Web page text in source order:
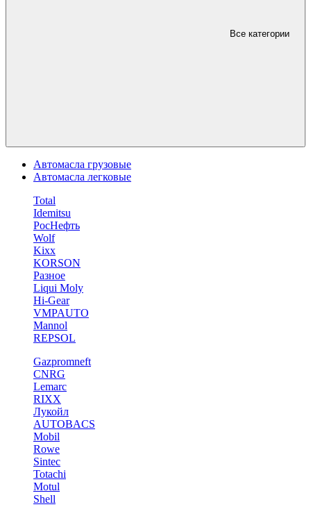
Все категории
Автомасла грузовые
Автомасла легковые
Total
Idemitsu
РосНефть
Wolf
Kixx
KORSON
Разное
Liqui Moly
Hi-Gear
VMPAUTO
Mannol
REPSOL
Gazpromneft
CNRG
Lemarc
RIXX
Лукойл
AUTOBACS
Mobil
Rowe
Sintec
Totachi
Motul
Shell